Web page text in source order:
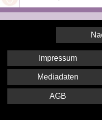
Impressum
Mediadaten
AGB